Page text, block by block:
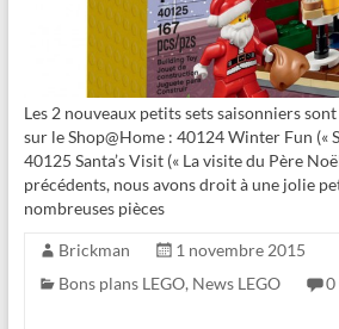
Les 2 nouveaux petits sets saisonniers
sur le Shop@Home : 40124 Winter Fun («
40125 Santa’s Visit (« La visite du Père
précédents, nous avons droit à une jolie
nombreuses pièces
Brickman
1 novembre 2015
Bons plans LEGO, News LEGO
0